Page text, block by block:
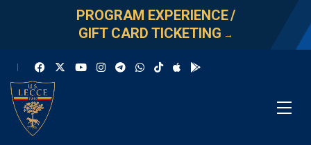
PROGRAM EXPERIENCE/
GIFT CARD TICKETING →